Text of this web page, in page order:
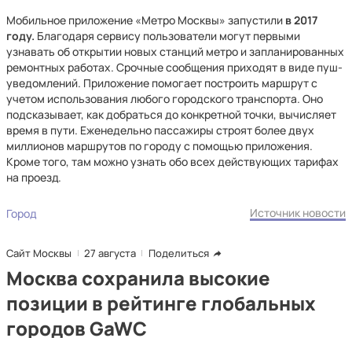
Мобильное приложение «Метро Москвы» запустили в 2017
году. Благодаря сервису пользователи могут первыми
узнавать об открытии новых станций метро и запланированных
ремонтных работах. Срочные сообщения приходят в виде пуш-
уведомлений. Приложение помогает построить маршрут с
учетом использования любого городского транспорта. Оно
подсказывает, как добраться до конкретной точки, вычисляет
время в пути. Еженедельно пассажиры строят более двух
миллионов маршрутов по городу с помощью приложения.
Кроме того, там можно узнать обо всех действующих тарифах
на проезд.
Город Источник новости
Сайт Москвы 27 августа Поделиться
Москва сохранила высокие
позиции в рейтинге глобальных
городов GaWC